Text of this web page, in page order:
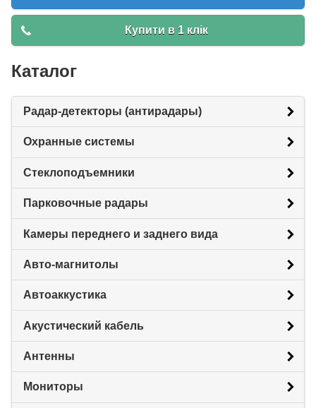
Купити в 1 клік
Каталог
Радар-детекторы (антирадары)
Охранные системы
Стеклоподъемники
Парковочные радары
Камеры переднего и заднего вида
Авто-магнитолы
Автоаккустика
Акустический кабель
Антенны
Мониторы